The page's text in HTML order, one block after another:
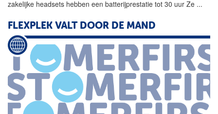
zakelijke headsets hebben een batterijprestatie tot 30 uur Ze ...
FLEXPLEK VALT DOOR DE MAND